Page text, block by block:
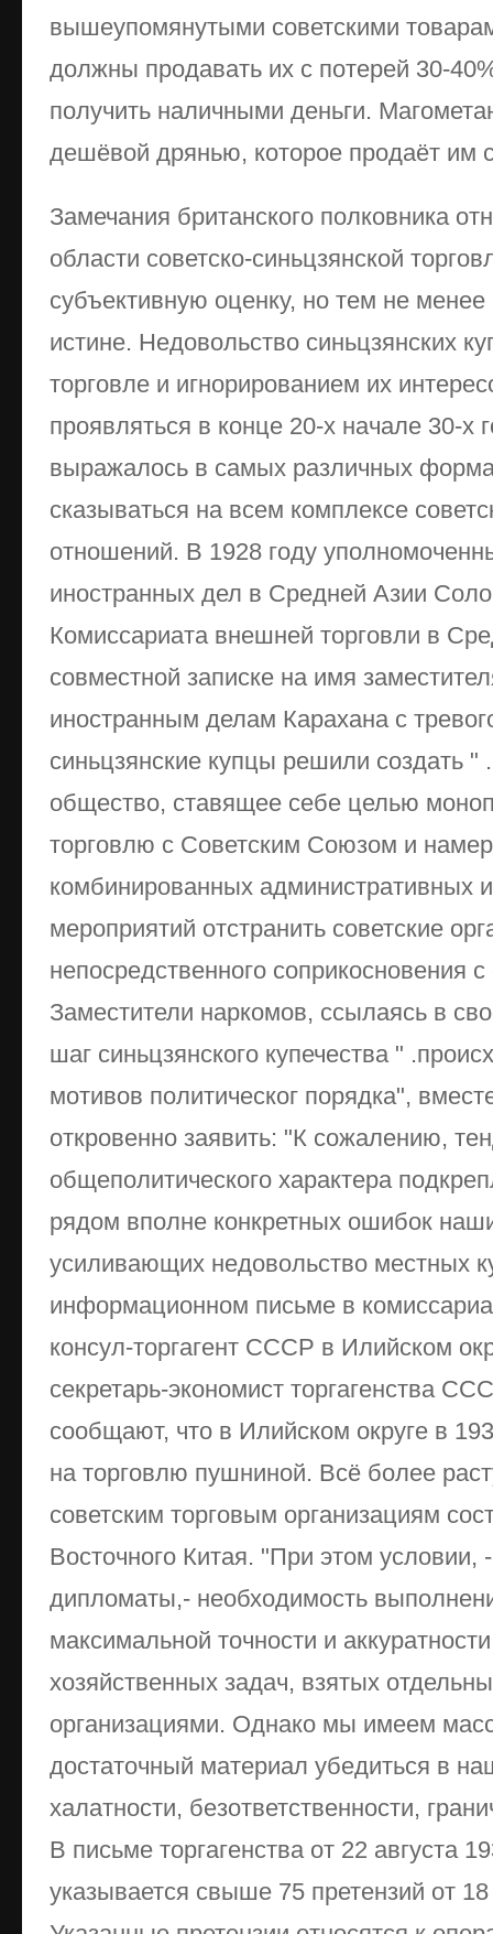
вышеупомянутыми советскими
должны продавать их с потерей 30-
получить наличными деньги.
дешёвой дрянью, которое продаёт им
Замечания британского полковника
области советско-синьцзянской
субъективную оценку, но тем не
истине. Недовольство синьцзянских
торговле и игнорированием их
проявляться в конце 20-х начале 30-х
выражалось в самых различных
сказываться на всем комплексе
отношений. В 1928 году
иностранных дел в Средней Азии
Комиссариата внешней торговли в
совместной записке на имя
иностранным делам Карахана с
синьцзянские купцы решили создать "
общество, ставящее себе целью
торговлю с Советским Союзом и
комбинированных административных
мероприятий отстранить советские
непосредственного соприкосновения
Заместители наркомов, ссылаясь в
шаг синьцзянского купечества "
мотивов политическог порядка",
откровенно заявить: "К сожалению,
общеполитического характера
рядом вполне конкретных ошибок
усиливающих недовольство местных
информационном письме в
консул-торгагент СССР в Илийском
секретарь-экономист торгагенства
сообщают, что в Илийском округе в
на торговлю пушниной. Всё более
советским торговым организациям
Восточного Китая. "При этом условии,
дипломаты,- необходимость
максимальной точности и
хозяйственных задач, взятых
организациями. Однако мы имеем
достаточный материал убедиться в
халатности, безответственности,
В письме торгагенства от 22 августа
указывается свыше 75 претензий от